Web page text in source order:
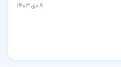
۸ دی ۱۴۰۳